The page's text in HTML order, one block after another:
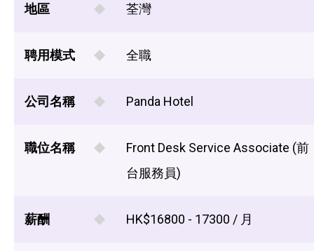
地區 荃灣
聘用模式 全職
公司名稱 Panda Hotel
職位名稱
Front Desk Service Associate (前
台服務員)
薪酬 HK$16800 - 17300 / 月